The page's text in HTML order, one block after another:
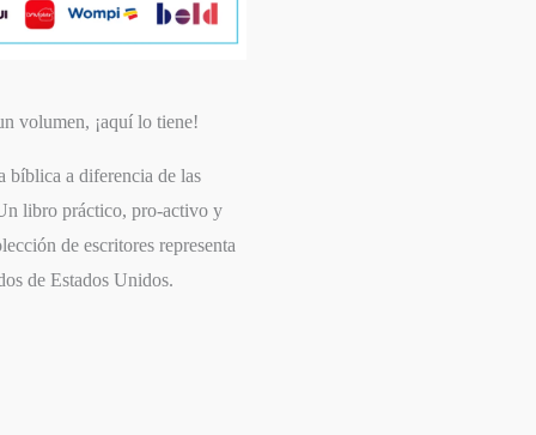
volumen, ¡aquí lo tiene!
bíblica a diferencia de las
libro práctico, pro-activo y
de escritores representa
de Estados Unidos.